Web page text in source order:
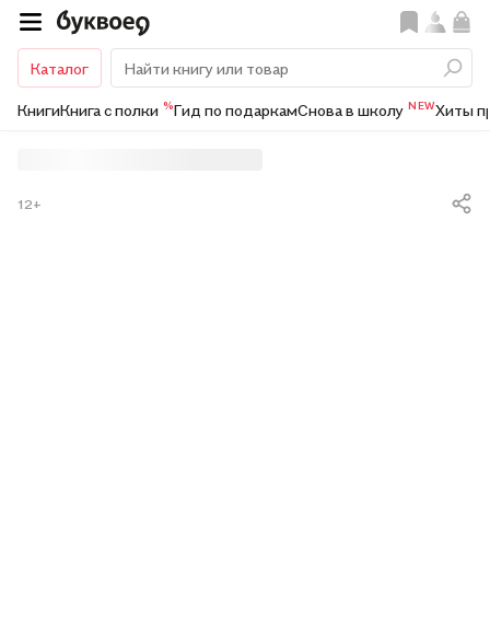
Каталог
КнигиКнига с полки %Гид по подаркамСнова в школу NEWХиты
12+